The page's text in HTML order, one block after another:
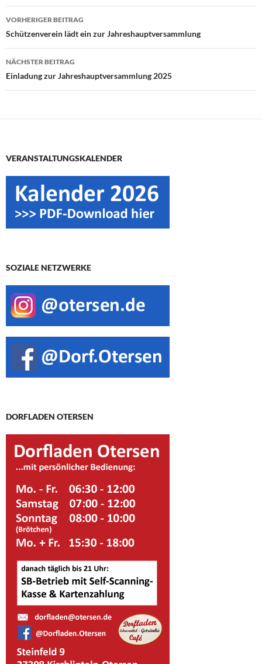
Beitragsnavigation
VORHERIGER BEITRAG
Schützenverein lädt ein zur Jahreshauptversammlung
NÄCHSTER BEITRAG
Einladung zur Jahreshauptversammlung 2025
VERANSTALTUNGSKALENDER
SOZIALE NETZWERKE
DORFLADEN OTERSEN